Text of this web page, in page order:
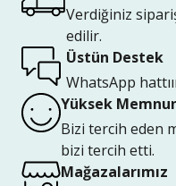
Verdiğiniz
edilir.
Üstün Destek
WhatsApp
Yüksek
Bizi tercih eden
bizi tercih etti.
Mağazalarımız